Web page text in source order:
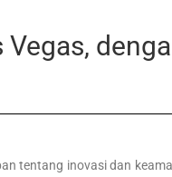
tentang inovasi dan